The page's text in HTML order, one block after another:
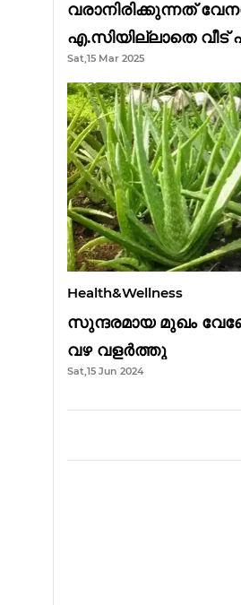
വരാനിരിക്കുന്നത്
എ.സിയില്ലാതെ വീട്
Sat,15 Mar 2025
Health&Wellness
സുന്ദരമായ മുഖം
വഴ വളർത്തു
Sat,15 Jun 2024